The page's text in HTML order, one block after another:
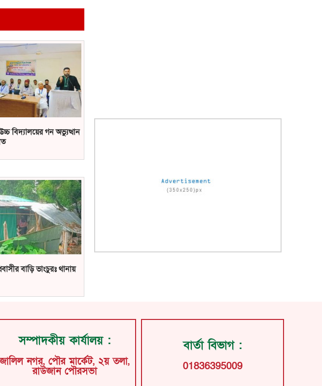
বিদ্যালয়ের গন অভ্যুত্থান
বাড়ি ভাংচুরঃ থানায়
সম্পাদকীয় কার্যালয় :
জালিল নগর, পৌর মার্কেট, ২য় তলা,
রাউজান পৌরসভা
বার্তা বিভাগ :
01836395009